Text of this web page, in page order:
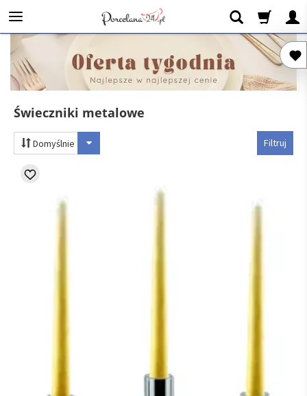
Świeczniki metalowe
Filtruj
Domyślnie